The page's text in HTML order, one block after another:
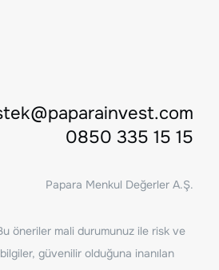
0850 335 15 15
Papara Menkul Değerler A.Ş.
öneriler mali durumunuz ile risk ve
güvenilir olduğuna inanılan